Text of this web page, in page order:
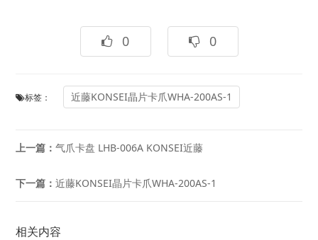
0 0
标签： 近藤KONSEI晶片卡爪WHA-200AS-1
上一篇：气爪卡盘 LHB-006A KONSEI近藤
下一篇：近藤KONSEI晶片卡爪WHA-200AS-1
相关内容